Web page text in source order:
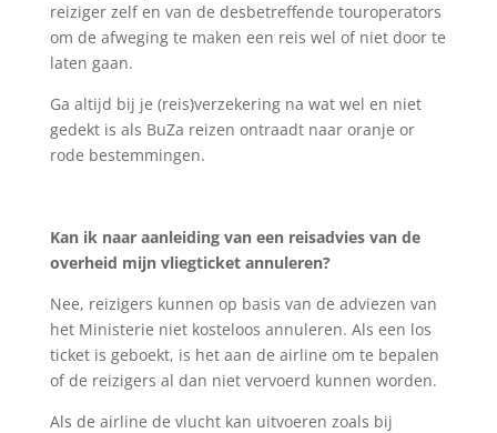
reiziger zelf en van de desbetreffende touroperators
om de afweging te maken een reis wel of niet door te
laten gaan.
Ga altijd bij je (reis)verzekering na wat wel en niet
gedekt is als BuZa reizen ontraadt naar oranje or
rode bestemmingen.
Kan ik naar aanleiding van een reisadvies van de
overheid mijn vliegticket annuleren?
Nee, reizigers kunnen op basis van de adviezen van
het Ministerie niet kosteloos annuleren. Als een los
ticket is geboekt, is het aan de airline om te bepalen
of de reizigers al dan niet vervoerd kunnen worden.
Als de airline de vlucht kan uitvoeren zoals bij